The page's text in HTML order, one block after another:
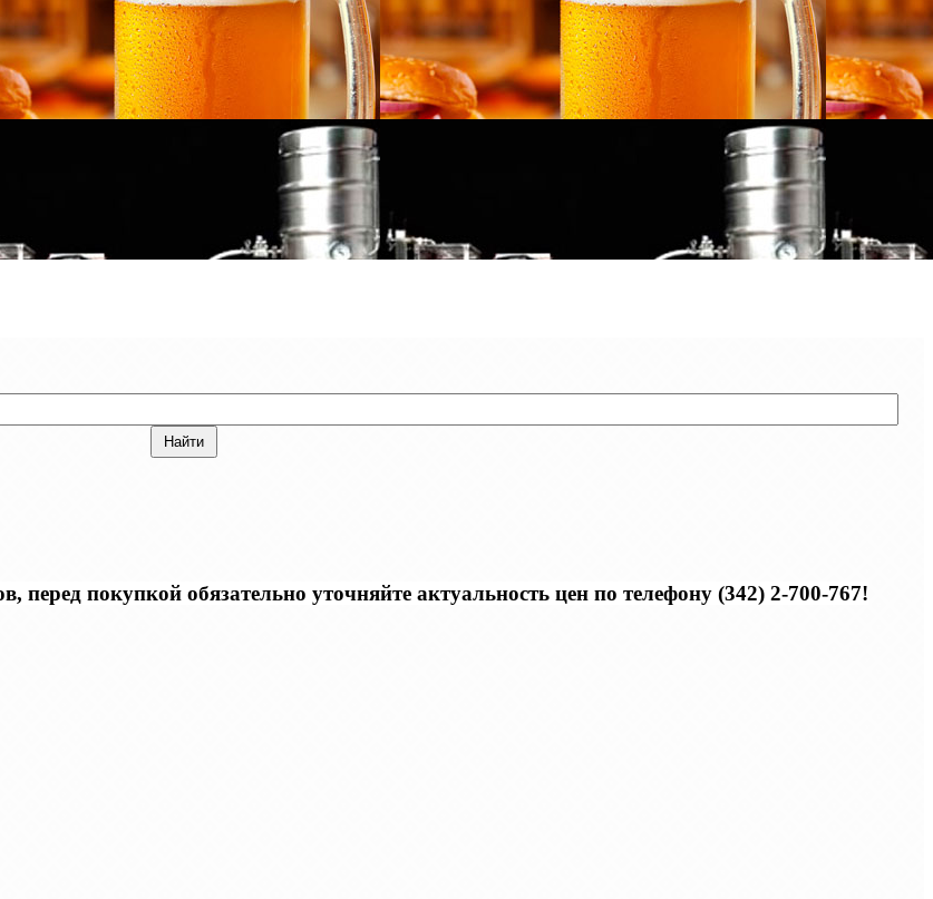
покупкой обязательно уточняйте актуальность цен по телефону (342) 2-700-767!